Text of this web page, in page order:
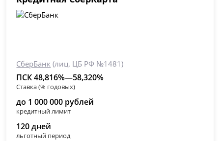
СберБанк (лиц. ЦБ РФ №1481)
ПСК 48,816%—58,320%
Ставка (% годовых)
до 1 000 000 рублей
кредитный лимит
120 дней
льготный период